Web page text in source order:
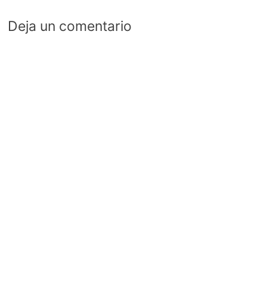
Deja un comentario